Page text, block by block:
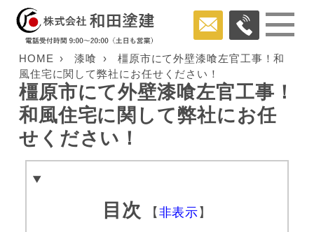
HOME 漆喰
橿原市にて外壁漆喰左官工事！和
風住宅に関して弊社にお任せください！
橿原市にて外壁漆喰左官工事！
和風住宅に関して弊社にお任
せください！
目次 【 非表示 】